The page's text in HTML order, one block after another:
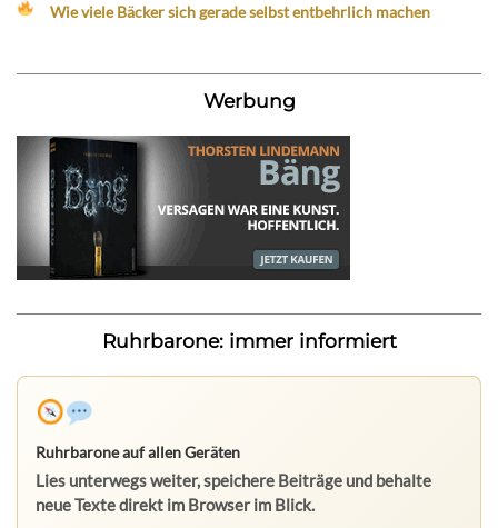
Wie viele Bäcker sich gerade selbst entbehrlich machen
Werbung
Ruhrbarone: immer informiert
Ruhrbarone auf allen Geräten
Lies unterwegs weiter, speichere Beiträge und behalte
neue Texte direkt im Browser im Blick.